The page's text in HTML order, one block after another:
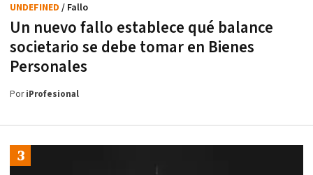
Un nuevo fallo establece qué balance
societario se debe tomar en Bienes
Personales
UNDEFINED / Fallo
PoriProfesional